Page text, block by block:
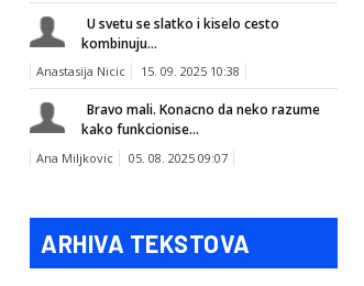
U svetu se slatko i kiselo cesto
kombinuju...
Anastasija Nicic 15. 09. 2025 10:38
Bravo mali. Konacno da neko razume
kako funkcionise...
Ana Miljkovic 05. 08. 2025 09:07
ARHIVA TEKSTOVA